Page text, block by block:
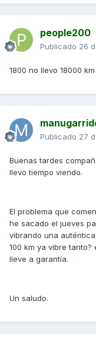
people200
Publicado 26
1800 no llevo 18000 km
Publicado 27
Buenas tardes
llevo tiempo viendo.
El problema que
he sacado el jueves
vibrando una
100 km ya vibre
lleve a garantía.
Un saludo.